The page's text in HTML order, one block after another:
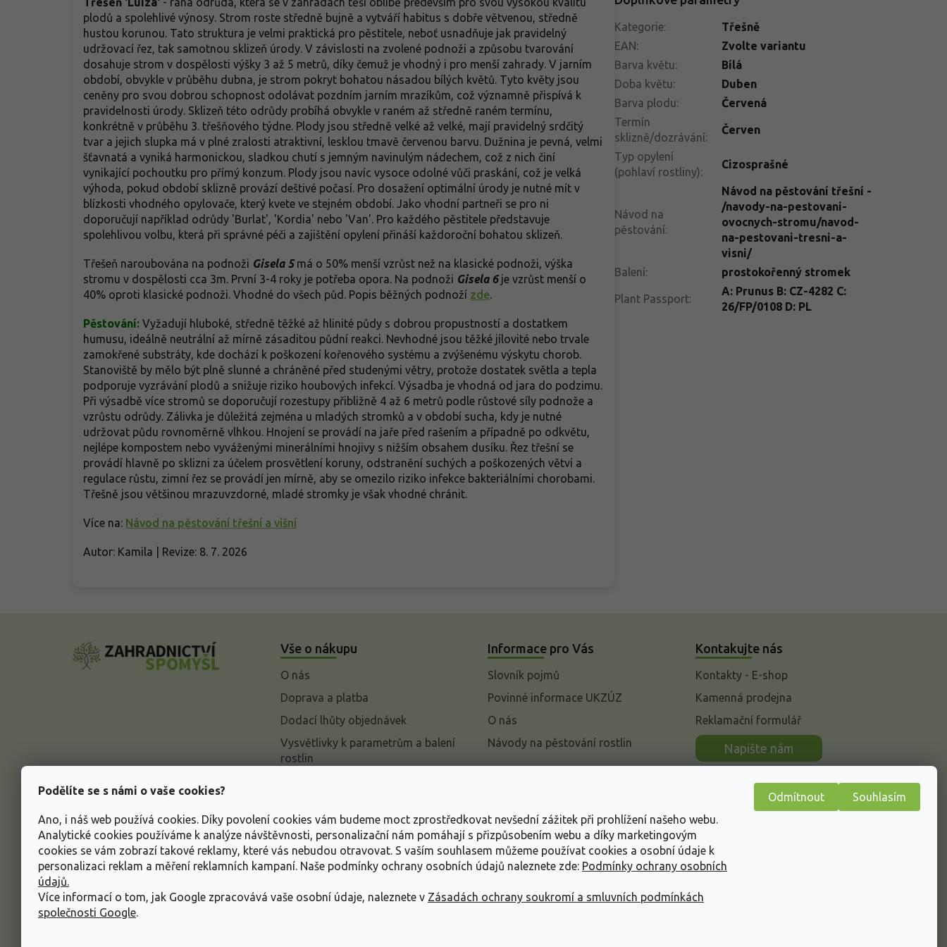
Podělíte se s námi o vaše cookies?
Ano, i náš web používá cookies. Díky povolení cookies vám budeme moct zprostředkovat nevšední zážitek při prohlížení našeho webu.
Analytické cookies používáme k analýze návštěvnosti, personalizační nám pomáhají s přizpůsobením webu a díky marketingovým
cookies se vám zobrazí takové reklamy, které vás nebudou otravovat. S vaším souhlasem můžeme používat cookies a osobní údaje k
personalizaci reklam a měření reklamních kampaní. Naše podmínky ochrany osobních údajů naleznete zde: Podmínky ochrany osobních
údajů.
Více informací o tom, jak Google zpracovává vaše osobní údaje, naleznete v Zásadách ochrany soukromí a smluvních podmínkách
společnosti Google.
Odmítnout Souhlasím
plodů a spolehlivé výnosy. Strom roste středně bujně a vytváří habitus s dobře větvenou, středně
hustou korunou. Tato struktura je velmi praktická pro pěstitele, neboť usnadňuje jak pravidelný
udržovací řez, tak samotnou sklizeň úrody. V závislosti na zvolené podnoži a způsobu tvarování
dosahuje strom v dospělosti výšky 3 až 5 metrů, díky čemuž je vhodný i pro menší zahrady. V jarním
období, obvykle v průběhu dubna, je strom pokryt bohatou násadou bílých květů. Tyto květy jsou
ceněny pro svou dobrou schopnost odolávat pozdním jarním mrazíkům, což významně přispívá k
pravidelnosti úrody. Sklizeň této odrůdy probíhá obvykle v raném až středně raném termínu,
konkrétně v průběhu 3. třešňového týdne. Plody jsou středně velké až velké, mají pravidelný srdčitý
tvar a jejich slupka má v plné zralosti atraktivní, lesklou tmavě červenou barvu. Dužnina je pevná, velmi
šťavnatá a vyniká harmonickou, sladkou chutí s jemným navinulým nádechem, což z nich činí
vynikající pochoutku pro přímý konzum. Plody jsou navíc vysoce odolné vůči praskání, což je velká
výhoda, pokud období sklizně provází deštivé počasí. Pro dosažení optimální úrody je nutné mít v
blízkosti vhodného opylovače, který kvete ve stejném období. Jako vhodní partneři se pro ni
doporučují například odrůdy 'Burlat', 'Kordia' nebo 'Van'. Pro každého pěstitele představuje
spolehlivou volbu, která při správné péči a zajištění opylení přináší každoroční bohatou sklizeň.
Třešeň naroubována na podnoži Gisela 5má o 50% menší vzrůst než na klasické podnoži, výška
stromu v dospělosti cca 3m. První 3-4 roky je potřeba opora. Na podnoži Gisela 6je vzrůst menší o
40% oproti klasické podnoži. Vhodné do všech půd. Popis běžných podnoží zde.
Pěstování: Vyžadují hluboké, středně těžké až hlinité půdy s dobrou propustností a dostatkem
humusu, ideálně neutrální až mírně zásaditou půdní reakci. Nevhodné jsou těžké jílovité nebo trvale
zamokřené substráty, kde dochází k poškození kořenového systému a zvýšenému výskytu chorob.
Stanoviště by mělo být plně slunné a chráněné před studenými větry, protože dostatek světla a tepla
podporuje vyzrávání plodů a snižuje riziko houbových infekcí. Výsadba je vhodná od jara do podzimu.
Při výsadbě více stromů se doporučují rozestupy přibližně 4 až 6 metrů podle růstové síly podnože a
vzrůstu odrůdy. Zálivka je důležitá zejména u mladých stromků a v období sucha, kdy je nutné
udržovat půdu rovnoměrně vlhkou. Hnojení se provádí na jaře před rašením a případně po odkvětu,
nejlépe kompostem nebo vyváženými minerálními hnojivy s nižším obsahem dusíku. Řez třešní se
provádí hlavně po sklizni za účelem prosvětlení koruny, odstranění suchých a poškozených větví a
regulace růstu, zimní řez se provádí jen mírně, aby se omezilo riziko infekce bakteriálními chorobami.
Třešně jsou většinou mrazuvzdorné, mladé stromky je však vhodné chránit.
Více na: Návod na pěstování třešní a višní
Autor: Kamila | Revize: 8. 7. 2026
Kategorie:
Třešně
EAN:
Zvolte variantu
Barva květu:
Bílá
Doba květu:
Duben
Barva plodu:
Červená
Termín
sklizně/dozrávání:
Červen
Typ opylení
(pohlaví rostliny):
Cizosprašné
Návod na
pěstování:
Návod na pěstování třešní -
/navody-na-pestovani-
ovocnych-stromu/navod-
na-pestovani-tresni-a-
visni/
Balení: prostokořenný stromek
Plant Passport:
A: Prunus B: CZ-4282 C:
26/FP/0108 D: PL
Vše o nákupu
O nás
Doprava a platba
Dodací lhůty objednávek
Vysvětlivky k parametrům a balení
rostlin
Informace o ochraně osobních
údajů
Obchodní podmínky
Informace pro Vás
Slovník pojmů
Povinné informace UKZÚZ
O nás
Návody na pěstování rostlin
Kontakujte nás
Kontakty - E-shop
Kamenná prodejna
Reklamační formulář
Napište nám